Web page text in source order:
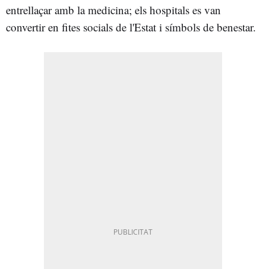
entrellaçar amb la medicina; els hospitals es van
convertir en fites socials de l'Estat i símbols de benestar.